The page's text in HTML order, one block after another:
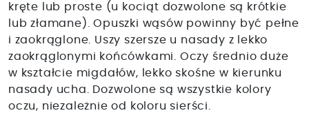
kręte lub proste (u kociąt dozwolone są krótkie
lub złamane). Opuszki wąsów powinny być pełne
i zaokrąglone. Uszy szersze u nasady z lekko
zaokrąglonymi końcówkami. Oczy średnio duże
w kształcie migdałów, lekko skośne w kierunku
nasady ucha. Dozwolone są wszystkie kolory
oczu, niezależnie od koloru sierści.